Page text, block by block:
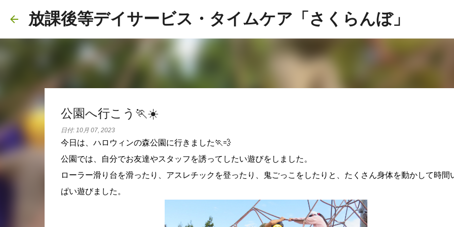
スキップしてメイン コンテンツに移動
放課後等デイサービス・タイムケア「さくらんぼ」
公園へ行こう🏃☀️
日付: 10月 07, 2023
今日は、ハロウィンの森公園に行きました🏃💨
公園では、自分でお友達やスタッフを誘ってしたい遊びをしました。
ローラー滑り台を滑ったり、アスレチックを登ったり、鬼ごっこをしたりと、たくさん身体を動かして時間
ぱい遊びました。